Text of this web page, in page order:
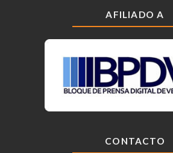
AFILIADO A
CONTACTO